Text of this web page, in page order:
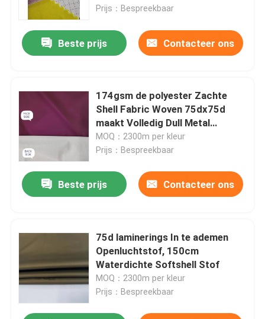
Prijs：Bespreekbaar
Beste prijs Contacteer ons
174gsm de polyester Zachte
Shell Fabric Woven 75dx75d
maakt Volledig Dull Metal
Lamination waterdicht
MOQ：2300m per kleur
Prijs：Bespreekbaar
Beste prijs Contacteer ons
75d laminerings In te ademen
Openluchtstof, 150cm
Waterdichte Softshell Stof
MOQ：2300m per kleur
Prijs：Bespreekbaar